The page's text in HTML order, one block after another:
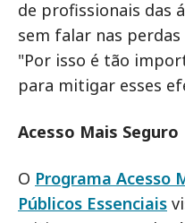
de profissionais das
sem falar nas
"Por isso é tão
para mitigar esses
Acesso Mais Seguro
O Programa Acesso
Públicos Essenciais